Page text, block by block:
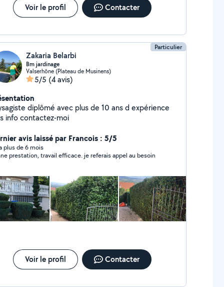
Voir le profil Contacter
Particulier
Zakaria Belarbi
Bm jardinage
Valserhône (Plateau de Musinens)
5/5 (4 avis)
diplômé avec plus de 10 ans d expérience
info contactez-moi
avis laissé par Francois : 5/5
plus de 6 mois
prestation, travail efficace. je referais appel au besoin
Voir le profil Contacter